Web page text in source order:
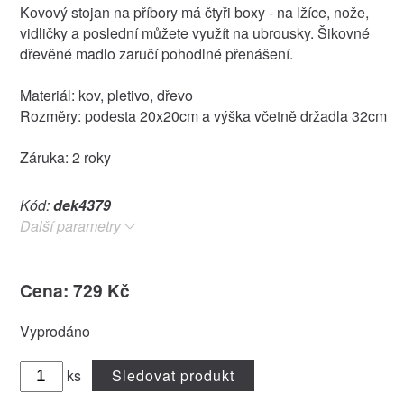
Kovový stojan na příbory má čtyři boxy - na lžíce, nože,
vidličky a poslední můžete využít na ubrousky. Šikovné
dřevěné madlo zaručí pohodlné přenášení.
Materiál: kov, pletivo, dřevo
Rozměry: podesta 20x20cm a výška včetně držadla 32cm
Záruka: 2 roky
Kód:dek4379
Další parametry
Cena: 729 Kč
Vyprodáno
ks Sledovat produkt